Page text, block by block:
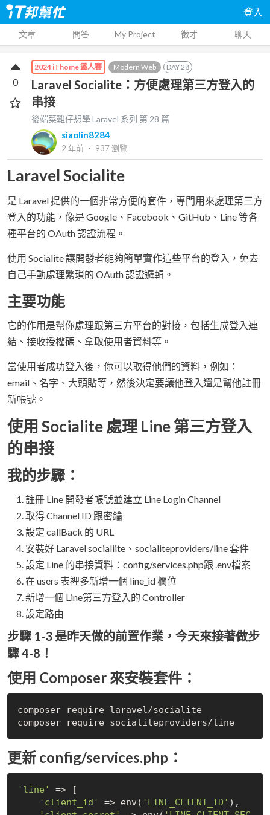
登入
文章 問答 My Project 徵才 聊天
2024 iThome 鐵人賽 Modern Web DAY28
Laravel Socialite：方便處理第三方登入的
串接
後端菜雞仔想學 Laravel 系列 第28 篇
siaolin8284
2 年前 ‧ 937瀏覽
0
Laravel Socialite
是 Laravel 提供的一個非常方便的套件，專門用來處理第三方
登入的功能，像是 Google、Facebook、GitHub、Line 等各
種平台的 OAuth 認證流程。
使用 Socialite 讓開發者能夠簡單實作這些平台的登入，免去
自己手動處理繁瑣的 OAuth 認證邏輯。
主要功能
它的作用是幫你處理跟第三方平台的對接，包括生成登入連
結、接收授權碼、拿取使用者資料等。
當使用者成功登入後，你可以取得他們的資料，例如：
email、名字、大頭貼等，然後決定要讓他登入還是幫他註冊
新帳號。
使用 Socialite 處理 Line 第三方登入
的串接
我的步驟：
註冊 Line 開發者帳號並建立 Line Login Channel
取得 Channel ID 跟密鑰
設定 callBack 的 URL
安裝好 Laravel socialiite、socialiteproviders/line 套件
設定 Line 的串接資料：config/services.php跟 .env檔案
在 users 表裡多新增一個 line_id 欄位
新增一個 Line第三方登入的 Controller
設定路由
步驟 1-3 是昨天做的前置作業，今天來接著做步
驟 4-8！
使用 Composer 來安裝套件：
composer require laravel/socialite
composer require socialiteproviders/line
更新 config/services.php：
'line'
=> [
'client_id'
=> env( 'LINE_CLIENT_ID' ),